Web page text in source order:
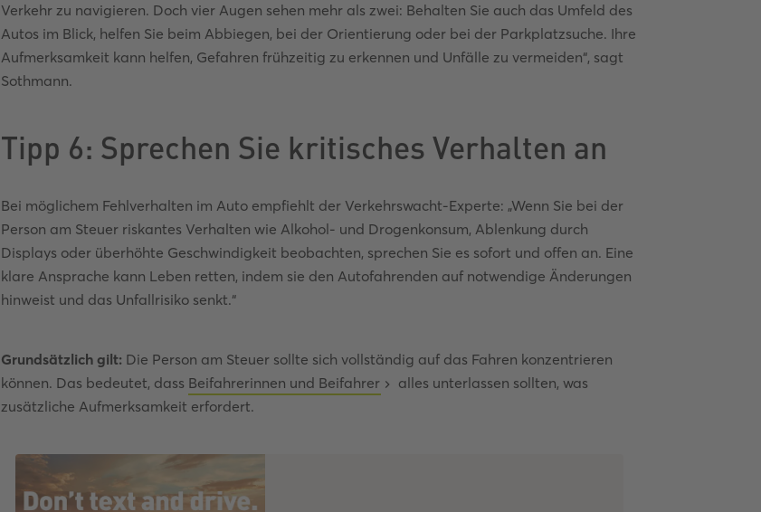
Verkehr zu navigieren. Doch vier Augen sehen mehr als zwei: Behalten Sie auch das Umfeld des
Autos im Blick, helfen Sie beim Abbiegen, bei der Orientierung oder bei der Parkplatzsuche. Ihre
Aufmerksamkeit kann helfen, Gefahren frühzeitig zu erkennen und Unfälle zu vermeiden“, sagt
Sothmann.
Tipp 6: Sprechen Sie kritisches Verhalten an
Bei möglichem Fehlverhalten im Auto empfiehlt der Verkehrswacht-Experte: „Wenn Sie bei der
Person am Steuer riskantes Verhalten wie Alkohol- und Drogenkonsum, Ablenkung durch
Displays oder überhöhte Geschwindigkeit beobachten, sprechen Sie es sofort und offen an. Eine
klare Ansprache kann Leben retten, indem sie den Autofahrenden auf notwendige Änderungen
hinweist und das Unfallrisiko senkt.“
Grundsätzlich gilt: Die Person am Steuer sollte sich vollständig auf das Fahren konzentrieren
können. Das bedeutet, dass Beifahrerinnen und Beifahrer
alles unterlassen sollten, was
zusätzliche Aufmerksamkeit erfordert.